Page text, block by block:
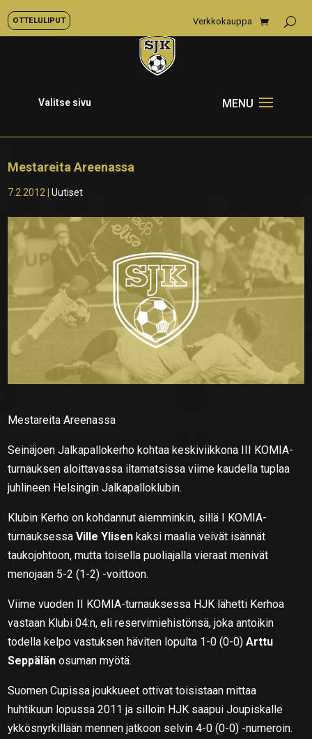
OTTELULIPUT Verkkokauppa
Valitse sivu
Mestareita Areenassa
7.2.2012 |Uutiset
Mestareita Areenassa
Seinäjoen Jalkapallokerho kohtaa keskiviikkona III KOMIA-
turnauksen aloittavassa iltamatsissa viime kaudella tuplaa
juhlineen Helsingin Jalkapalloklubin.
Klubin Kerho on kohdannut aiemminkin, sillä I KOMIA-
turnauksessaVille Ylisen kaksi maalia veivät isännät
taukojohtoon, mutta toisella puoliajalla vieraat menivät
menojaan 5-2 (1-2) -voittoon.
Viime vuoden II KOMIA-turnauksessa HJK lähetti Kerhoa
vastaan Klubi 04:n, eli reservimiehistönsä, joka antoikin
todella kelpo vastuksen häviten lopulta 1-0 (0-0)Arttu
Seppälän osuman myötä.
Suomen Cupissa joukkueet ottivat toisistaan mittaa
huhtikuun lopussa 2011 ja silloin HJK saapui Joupiskalle
ykkösnyrkillään mennen jatkoon selvin 4-0 (0-0) -numeroin.